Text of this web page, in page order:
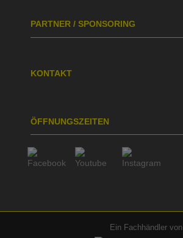
PARTNER / SPONSORING
KONTAKT
ÖFFNUNGSZEITEN
Ein Fachhändler von